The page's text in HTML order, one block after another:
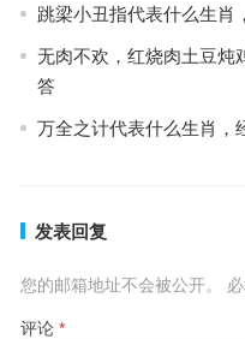
跳梁小丑指代表什么生肖
无肉不欢，红烧肉土豆炖
答
万全之计代表什么生肖，
发表回复
您的邮箱地址不会被公开。
评论 *